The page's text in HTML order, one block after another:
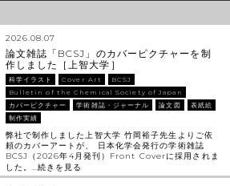
2026.08.07
論文雑誌「BCSJ」のカバーピクチャーを制
作しました［上智大学］
科学イラスト Cover Art
BCSJ
Bulletin of the Chemical Society of Japan
カバーピクチャー
学術雑誌・ジャーナル 論文図
表紙絵
制作実績
弊社で制作しました上智大学 竹岡裕子先生よりご依
頼のカバーアートが、 日本化学会発行の学術雑誌
BCSJ（2026年4月発刊）Front Coverに採用されま
した。…続きを見る